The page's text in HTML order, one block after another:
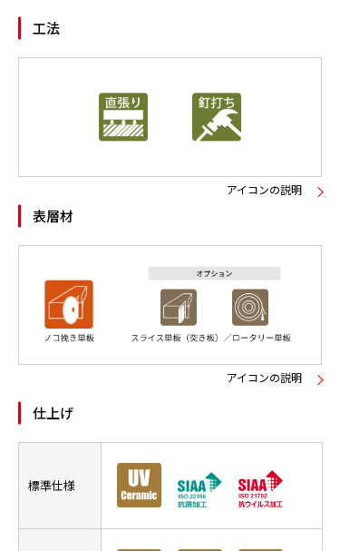
工法
アイコンの説明
表層材
アイコンの説明
仕上げ
標準仕様